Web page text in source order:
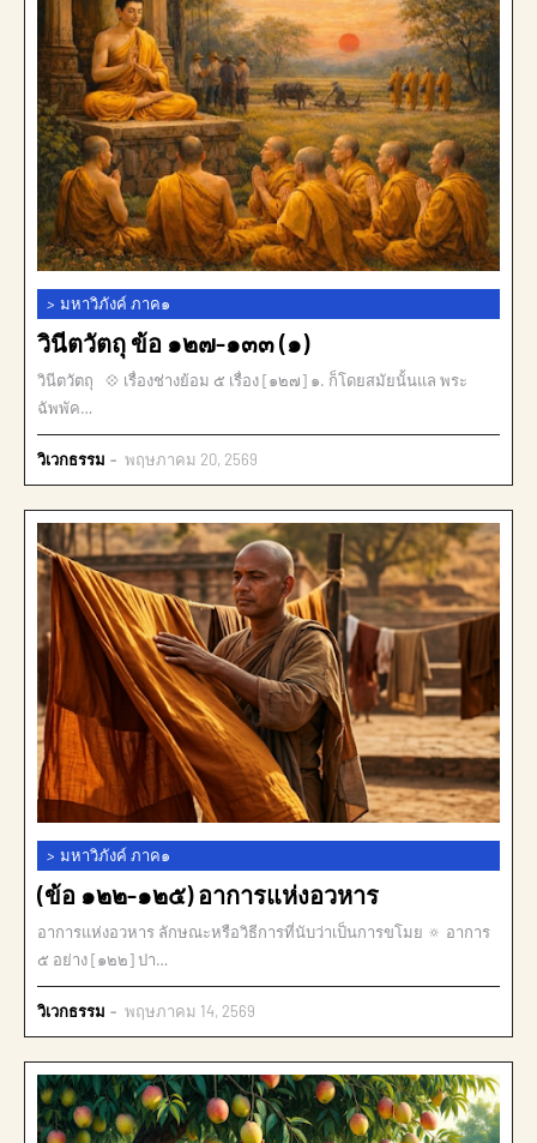
> มหาวิภังค์ ภาค๑
วินีตวัตถุ ข้อ ๑๒๗-๑๓๓ (๑)
วินีตวัตถุ 💠 เรื่องช่างย้อม ๕ เรื่อง [๑๒๗] ๑. ก็โดยสมัยนั้นแล พระ
ฉัพพัค…
วิเวกธรรม พฤษภาคม 20, 2569
> มหาวิภังค์ ภาค๑
(ข้อ ๑๒๒-๑๒๕) อาการแห่งอวหาร
อาการแห่งอวหาร ลักษณะหรือวิธีการที่นับว่าเป็นการขโมย 🔅 อาการ
๕ อย่าง [๑๒๒] ปา…
วิเวกธรรม พฤษภาคม 14, 2569